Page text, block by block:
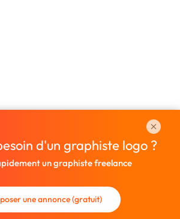
d'un graphiste logo ?
un graphiste freelance
une annonce (gratuit)